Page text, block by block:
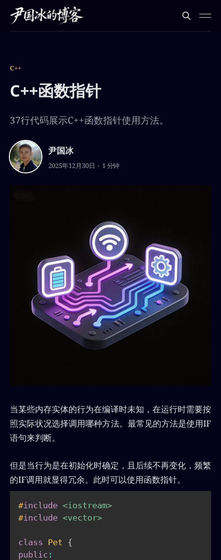
C++
C++函数指针
37行代码展示C++函数指针使用方法。
尹国冰
2025年12月30日 1 分钟
当某些内存实体的行为在编译时未知，在运行时需要按
照实际状况选择调用哪种方法。最常见的方法是使用IF
语句来判断。
但是当行为是在初始化时确定，且后续不再变化，频繁
的IF调用就显得冗余。此时可以使用函数指针。
#include <iostream>
#include <vector>
class Pet {
public :